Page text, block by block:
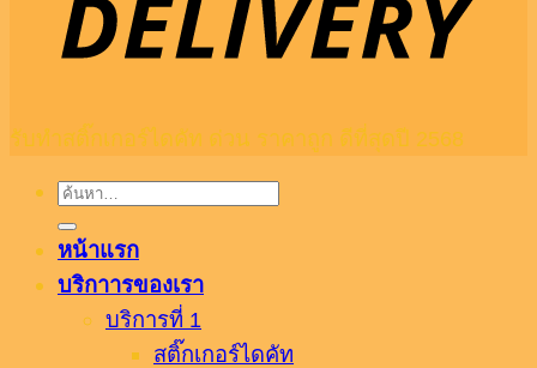
รับทำสติ๊กเกอร์ไดคัท ด่วน ราคาถูก ดีที่สุดปี 2568
ค้นหา:
หน้าแรก
บริกาารของเรา
บริการที่ 1
สติ๊กเกอร์ไดคัท